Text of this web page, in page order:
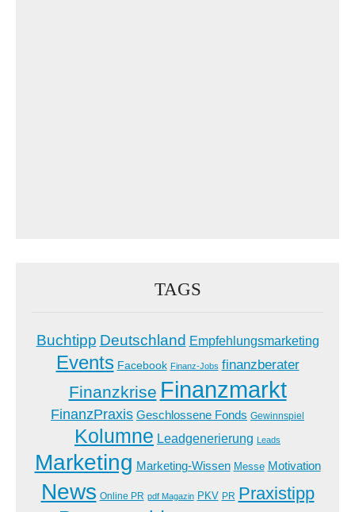
TAGS
Buchtipp Deutschland Empfehlungsmarketing
Events Facebook Finanz-Jobs finanzberater
Finanzkrise Finanzmarkt
FinanzPraxis Geschlossene Fonds Gewinnspiel
Kolumne Leadgenerierung Leads
Marketing Marketing-Wissen Messe Motivation
News Online PR pdf Magazin PKV PR Praxistipp